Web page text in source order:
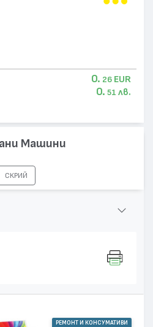
0. 26 EUR
0. 51 лв.
Машини
СКРИЙ
РЕМОНТ И КОНСУМАТИВИ